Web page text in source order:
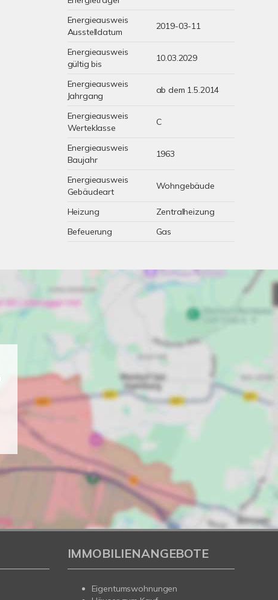
Energieausweis
Ausstelldatum
2019-03-11
Energieausweis
gültig bis
10.03.2029
Energieausweis
Jahrgang
ab dem 1.5.2014
Energieausweis
Werteklasse
C
Energieausweis
Baujahr
1963
Energieausweis
Gebäudeart
Wohngebäude
Heizung
Zentralheizung
Befeuerung
Gas
IMMOBILIENANGEBOTE
Eigentumswohnungen